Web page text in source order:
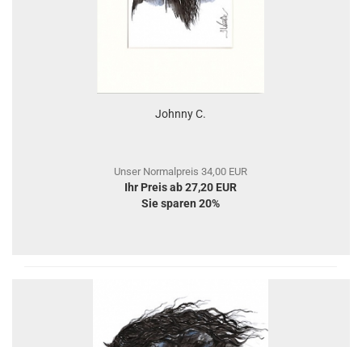
Johnny C.
Unser Normalpreis 34,00 EUR
Ihr Preis ab 27,20 EUR
Sie sparen 20%